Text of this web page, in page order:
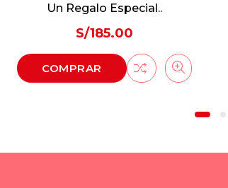
Un Regalo Especial..
S/185.00
COMPRAR